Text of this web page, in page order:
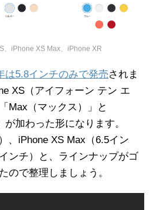
、iPhone XS Max、iPhone XR
は5.8インチのみで発売されま
XS（アイフォーン テン エ
Max（マックス）」と
が加わった形になります。
、iPhone XS Max（6.5イン
ンチ）と、ラインナップがゴ
ので整理しましょう。